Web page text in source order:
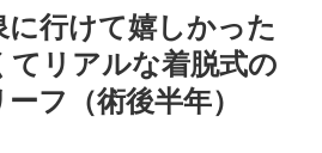
行けて嬉しかった
てリアルな着脱式の
フ（術後半年）